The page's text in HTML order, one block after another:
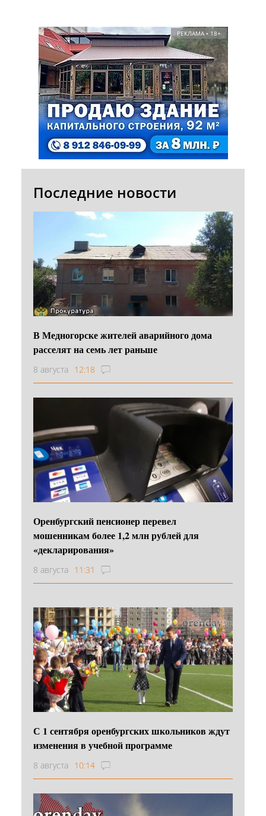
РЕКЛАМА • 18+
Последние новости
В Медногорске жителей аварийного дома
расселят на семь лет раньше
8 августа 12:18
Оренбургский пенсионер перевел
мошенникам более 1,2 млн рублей для
«декларирования»
8 августа 11:31
С 1 сентября оренбургских школьников ждут
изменения в учебной программе
8 августа 10:14